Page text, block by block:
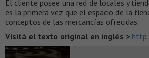
El cliente posee una red de locales y
es la primera vez que el espacio de la
conceptos de las mercancías ofrecidas.
Visitá el texto original en inglés >